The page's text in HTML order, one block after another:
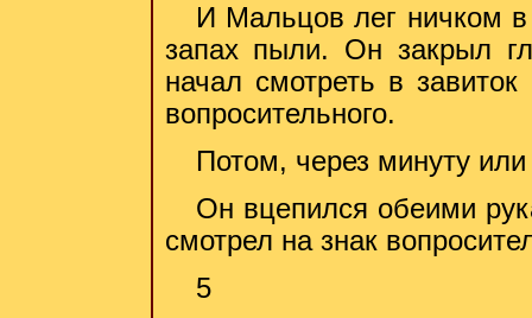
И Мальцов лег ничком
запах пыли. Он закрыл
начал смотреть в
вопросительного.
Потом, через минуту
Он вцепился обеими
смотрел на знак
5